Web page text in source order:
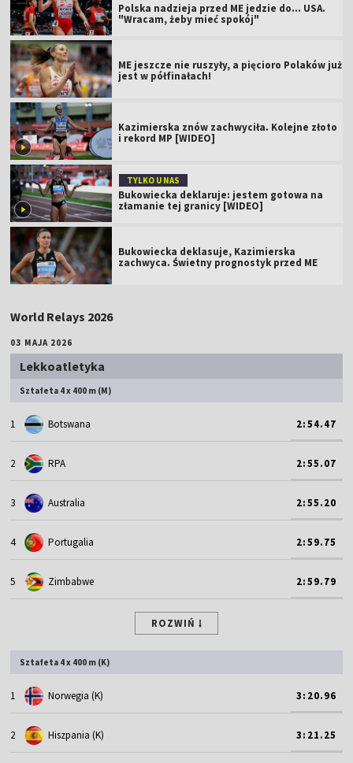
Polska nadzieja przed ME jedzie do... USA.
"Wracam, żeby mieć spokój"
ME jeszcze nie ruszyły, a pięcioro Polaków już
jest w półfinałach!
Kazimierska znów zachwyciła. Kolejne złoto
i rekord MP [WIDEO]
TYLKO U NAS
Bukowiecka deklaruje: jestem gotowa na
złamanie tej granicy [WIDEO]
Bukowiecka deklasuje, Kazimierska
zachwyca. Świetny prognostyk przed ME
World Relays 2026
03 MAJA 2026
Lekkoatletyka
Sztafeta 4 x 400 m (M)
1 Botswana 2:54.47
2 RPA 2:55.07
3 Australia 2:55.20
4 Portugalia 2:59.75
5 Zimbabwe 2:59.79
ROZWIŃ
Sztafeta 4 x 400 m (K)
1 Norwegia (K) 3:20.96
2 Hiszpania (K) 3:21.25